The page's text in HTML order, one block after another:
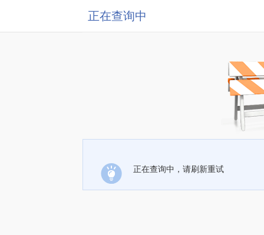
正在查询中
正在查询中，请刷新重试